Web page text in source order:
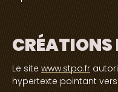
CRÉATIONS
Le site www.stpo.fr
hypertexte pointant